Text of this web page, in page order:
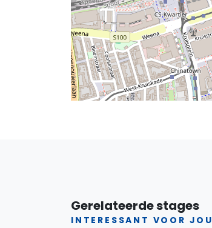
Gerelateerde stages
INTERESSANT VOOR JOU